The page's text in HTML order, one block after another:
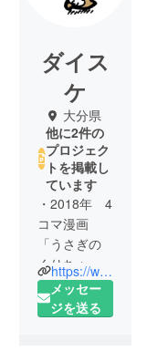
ダイス
ケ
大分県
他に2件の
プロジェク
トを掲載し
ています
・2018年 4
コマ漫画
「うさぎの
くりちゃ
ん」をイン
スタグラム
https://www.instagram.com/usagi_kurichan/
メッセー
ジを送る